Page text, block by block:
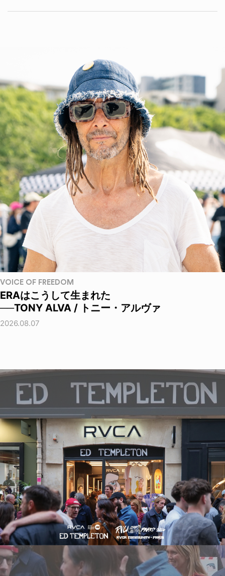
VOICE OF FREEDOM
ERAはこうして生まれた
──TONY ALVA / トニー・アルヴァ
2026.08.07